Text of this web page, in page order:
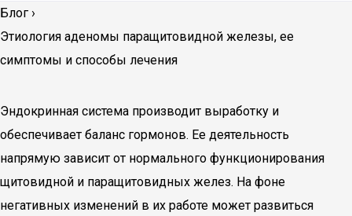
Блог ›
Этиология аденомы паращитовидной железы, ее
симптомы и способы лечения
Эндокринная система производит выработку и
обеспечивает баланс гормонов. Ее деятельность
напрямую зависит от нормального функционирования
щитовидной и паращитовидных желез. На фоне
негативных изменений в их работе может развиться